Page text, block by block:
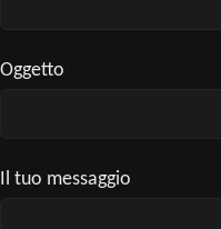
Oggetto
Il tuo messaggio